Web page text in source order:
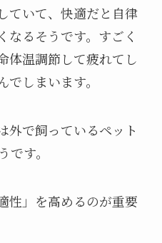
ていて、快適だと自律
なるそうです。すごく
体温調節して疲れてし
しまいます。
外で飼っているペット
す。
性」を高めるのが重要